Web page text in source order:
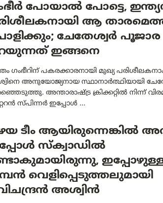
പോയാൽ പോട്ടെ,
ആ
ചേതേശ്വർ പൂജാര
ഇങ്ങനെ
ഗംഭീറിന് പകരക്കാരനായി മുഖ്യ
അനുയോജ്യനായ സ്ഥാനാർത്ഥിയായി
അന്താരാഷ്ട്ര ക്രിക്കറ്റിൽ നിന്ന്
സ്പിന്നർ ഇപ്പോൾ ...
ടീം ആയിരുന്നെങ്കിൽ
സ്‌ക്വാഡിൽ
വെളിപ്പെടുത്തലുമായി
അശ്വിൻ